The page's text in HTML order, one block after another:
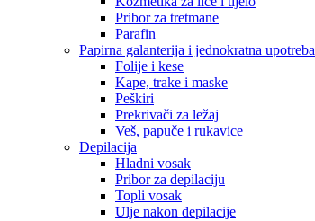
Pribor za tretmane
Parafin
Papirna galanterija i jednokratna upotreba
Folije i kese
Kape, trake i maske
Peškiri
Prekrivači za ležaj
Veš, papuče i rukavice
Depilacija
Hladni vosak
Pribor za depilaciju
Topli vosak
Ulje nakon depilacije